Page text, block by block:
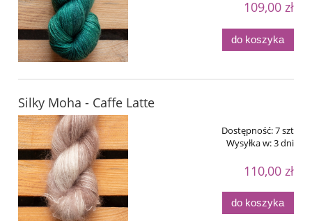
109,00 zł
do koszyka
Silky Moha - Caffe Latte
Dostępność:7 szt
Wysyłka w:3 dni
110,00 zł
do koszyka